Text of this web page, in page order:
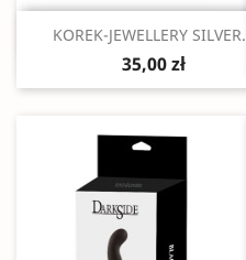
Szybki podgląd
KOREK-JEWELLERY SILVER...
35,00 zł